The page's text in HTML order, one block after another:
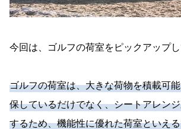
今回は、ゴルフの荷室をピックアップし
ゴルフの荷室は、大きな荷物を積載可
保しているだけでなく、シートアレン
するため、機能性に優れた荷室といえ